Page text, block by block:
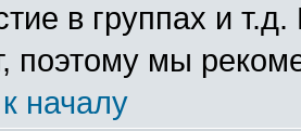
в группах и
поэтому мы
началу